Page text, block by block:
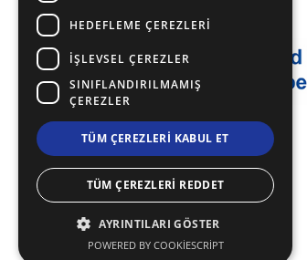
HEDEFLEME ÇEREZLERI
İŞLEVSEL ÇEREZLER
SINIFLANDIRILMAMIŞ
ÇEREZLER
TÜM ÇEREZLERI KABUL ET
TÜM ÇEREZLERI REDDET
AYRINTILARI GÖSTER
POWERED BY COOKIESCRIPT